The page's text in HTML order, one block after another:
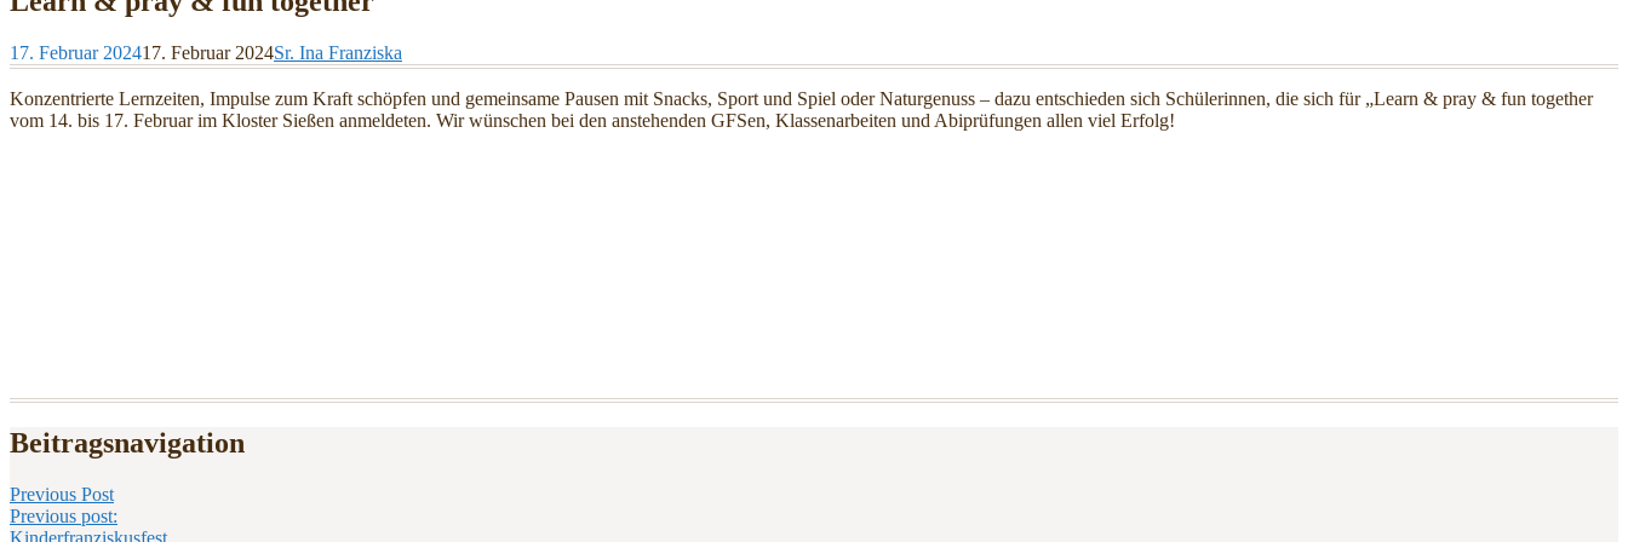
17. Februar 202417. Februar 2024Sr. Ina Franziska
Konzentrierte Lernzeiten, Impulse zum Kraft schöpfen und gemeinsame Pausen mit Snacks, Sport und Spiel oder Naturgenuss – dazu entschieden sich Schülerinnen, die sich für „Learn & pray & fun together
vom 14. bis 17. Februar im Kloster Sießen anmeldeten. Wir wünschen bei den anstehenden GFSen, Klassenarbeiten und Abiprüfungen allen viel Erfolg!
Beitragsnavigation
Previous Post
Previous post:
Kinderfranziskusfest